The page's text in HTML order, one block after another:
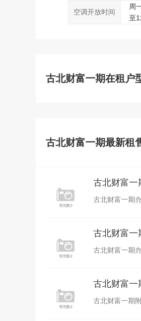
空调开放时间
周
至
古北财富一期在租户
古北财富一期最新租
古北财富一
古北财富一期
古北财富一
古北财富一期
古北财富一
古北财富一期